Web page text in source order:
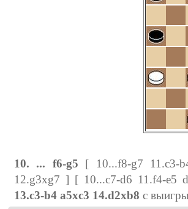
10. ... f6-g5 [ 10...f8-g7 11.c3-
12.g3xg7 ] [ 10...c7-d6 11.f4-e5
13.c3-b4 a5xc3 14.d2xb8 с